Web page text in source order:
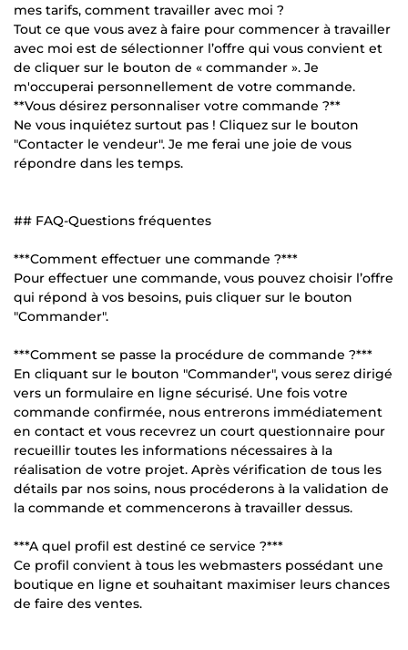
mes tarifs, comment travailler avec moi ?
Tout ce que vous avez à faire pour commencer à travailler
avec moi est de sélectionner l’offre qui vous convient et
de cliquer sur le bouton de « commander ». Je
m'occuperai personnellement de votre commande.
**Vous désirez personnaliser votre commande ?**
Ne vous inquiétez surtout pas ! Cliquez sur le bouton
"Contacter le vendeur". Je me ferai une joie de vous
répondre dans les temps.
## FAQ-Questions fréquentes
***Comment effectuer une commande ?***
Pour effectuer une commande, vous pouvez choisir l’offre
qui répond à vos besoins, puis cliquer sur le bouton
"Commander".
***Comment se passe la procédure de commande ?***
En cliquant sur le bouton "Commander", vous serez dirigé
vers un formulaire en ligne sécurisé. Une fois votre
commande confirmée, nous entrerons immédiatement
en contact et vous recevrez un court questionnaire pour
recueillir toutes les informations nécessaires à la
réalisation de votre projet. Après vérification de tous les
détails par nos soins, nous procéderons à la validation de
la commande et commencerons à travailler dessus.
***A quel profil est destiné ce service ?***
Ce profil convient à tous les webmasters possédant une
boutique en ligne et souhaitant maximiser leurs chances
de faire des ventes.